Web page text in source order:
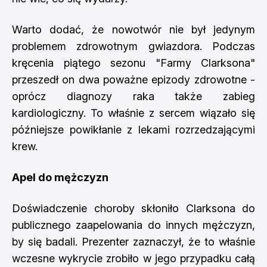
Warto dodać, że nowotwór nie był jedynym
problemem zdrowotnym gwiazdora. Podczas
kręcenia piątego sezonu "Farmy Clarksona"
przeszedł on dwa poważne epizody zdrowotne -
oprócz diagnozy raka także zabieg
kardiologiczny. To właśnie z sercem wiązało się
późniejsze powikłanie z lekami rozrzedzającymi
krew.
Apel do mężczyzn
Doświadczenie choroby skłoniło Clarksona do
publicznego zaapelowania do innych mężczyzn,
by się badali. Prezenter zaznaczył, że to właśnie
wczesne wykrycie zrobiło w jego przypadku całą